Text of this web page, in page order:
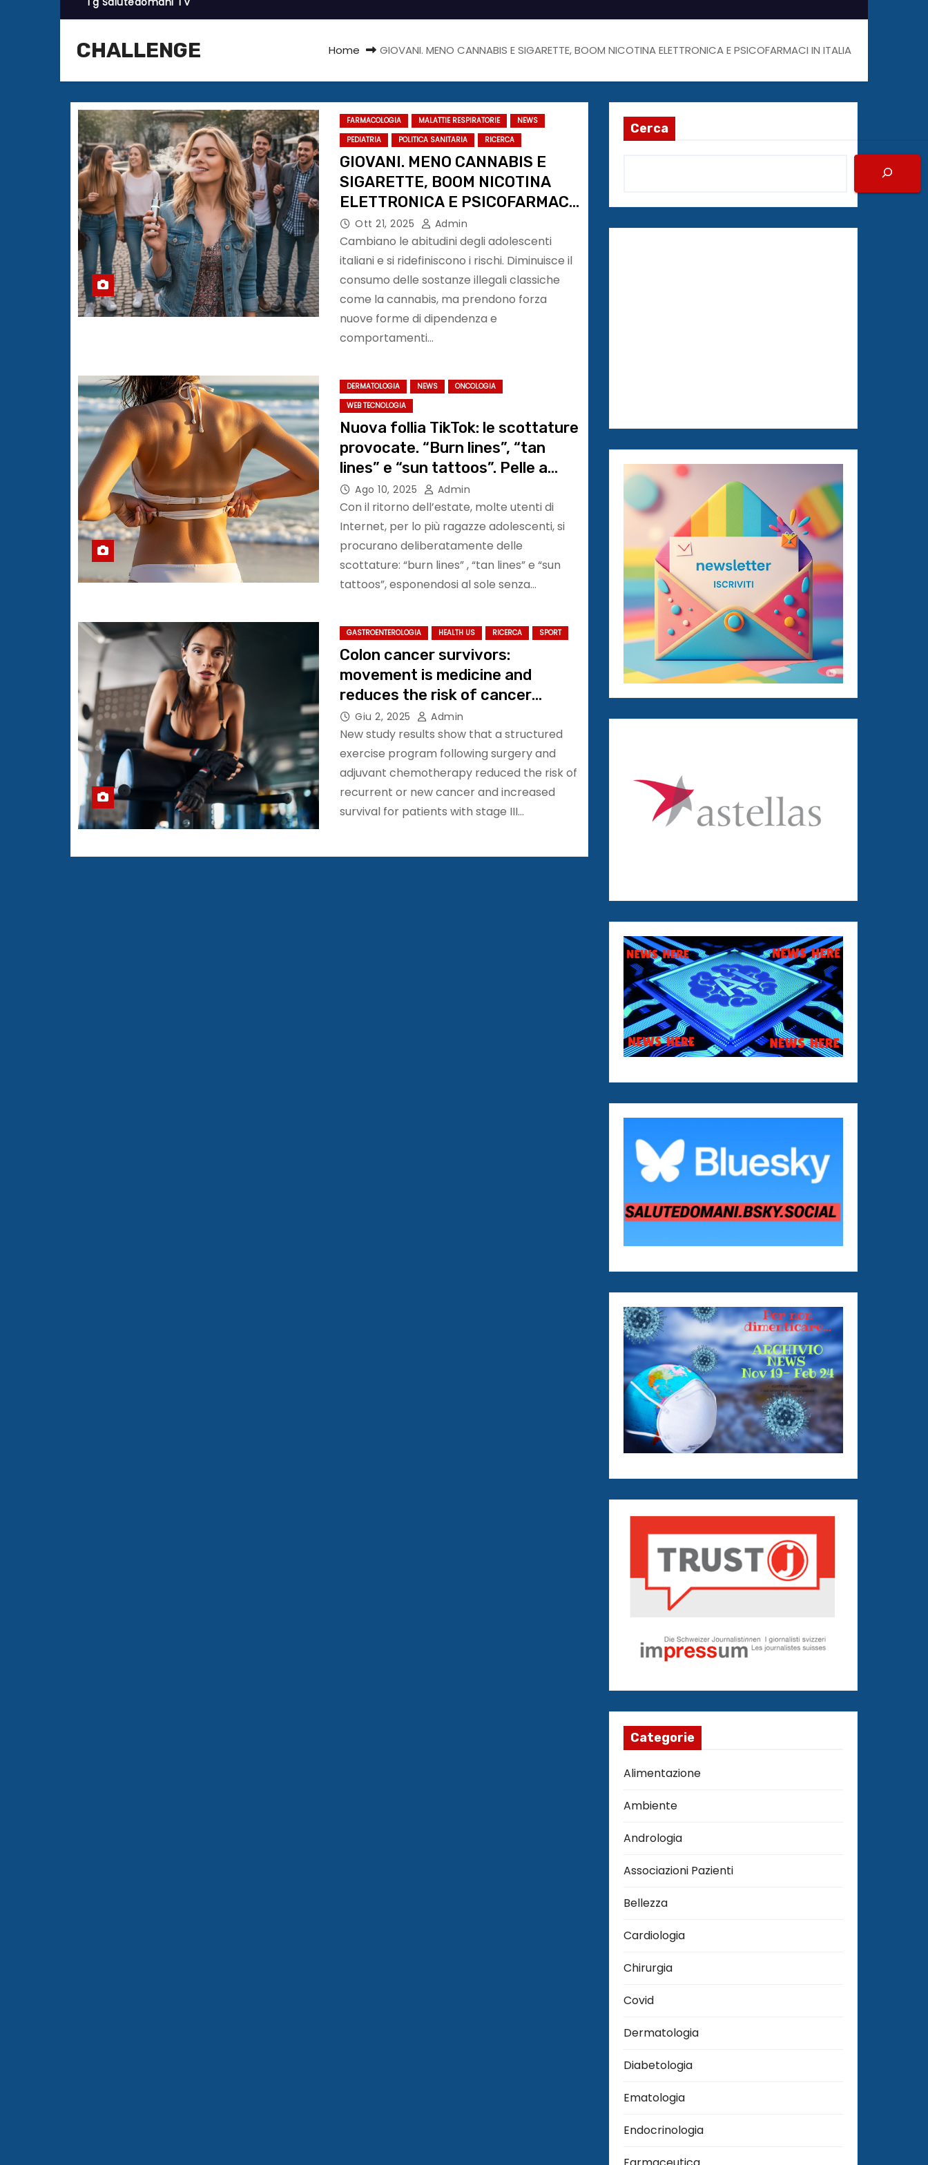
CHALLENGE Home GIOVANI. MENO CANNABIS E SIGARETTE, BOOM NICOTINA ELETTRONICA E PSICOFARMACI IN ITALIA
FARMACOLOGIA MALATTIE RESPIRATORIE
NEWS
PEDIATRIA
POLITICA SANITARIA RICERCA
GIOVANI. MENO CANNABIS E
SIGARETTE, BOOM NICOTINA
ELETTRONICA E PSICOFARMACI
IN ITALIA
Ott 21, 2025 Admin
Cambiano le abitudini degli adolescenti
italiani e si ridefiniscono i rischi. Diminuisce il
consumo delle sostanze illegali classiche
come la cannabis, ma prendono forza
nuove forme di dipendenza e
comportamenti…
DERMATOLOGIA NEWS
ONCOLOGIA
WEB TECNOLOGIA
Nuova follia TikTok: le scottature
provocate. “Burn lines”, “tan
lines” e “sun tattoos”. Pelle a
rischio melanoma
Ago 10, 2025 Admin
Con il ritorno dell’estate, molte utenti di
Internet, per lo più ragazze adolescenti, si
procurano deliberatamente delle
scottature: “burn lines” , “tan lines” e “sun
tattoos”, esponendosi al sole senza…
GASTROENTEROLOGIA HEALTH US RICERCA SPORT
Colon cancer survivors:
movement is medicine and
reduces the risk of cancer
recurrence and death #ASCO25
Giu 2, 2025 Admin
New study results show that a structured
exercise program following surgery and
adjuvant chemotherapy reduced the risk of
recurrent or new cancer and increased
survival for patients with stage III…
Cerca
Categorie
Alimentazione
Ambiente
Andrologia
Associazioni Pazienti
Bellezza
Cardiologia
Chirurgia
Covid
Dermatologia
Diabetologia
Ematologia
Endocrinologia